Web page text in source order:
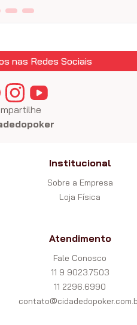
nas Redes Sociais
Institucional
Sobre a Empresa
Loja Física
Atendimento
Fale Conosco
11 9 9023.7503
11 2296.6990